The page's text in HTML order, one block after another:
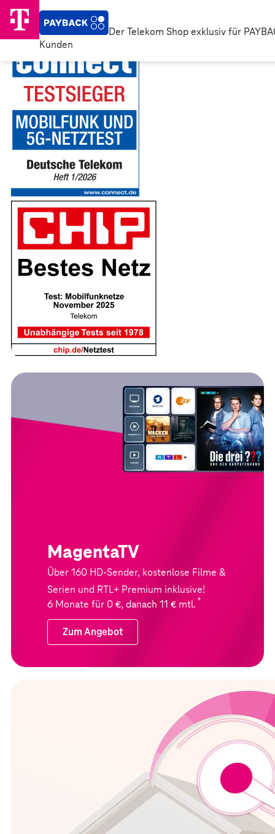
Der Telekom Shop exklusiv für
Kunden
MagentaTV
Über 160 HD-Sender, kostenlose Filme &
Serien und RTL+ Premium inklusive!
6 Monate für 0 €, danach 11 € mtl.*
Zum Angebot